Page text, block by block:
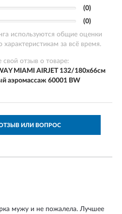
(0)
(0)
используются общие оценки
характеристикам за всё время.
свой отзыв о товаре:
MIAMI AIRJET 132/180х66см
аэромассаж 60001 BW
ИЛИ ВОПРОС
мужу и не пожалела. Лучшее